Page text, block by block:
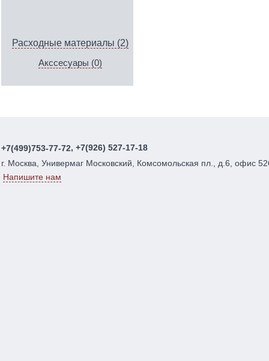
Расходные материалы (2)
Акссесуары (0)
+7(499)753-77-72, +7(926) 527-17-18
г. Москва, Универмаг Московский, Комсомольская пл., д.6, офис
Напишите нам